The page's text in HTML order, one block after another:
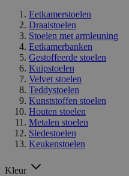
Eetkamerstoelen
Draaistoelen
Stoelen met armleuning
Eetkamerbanken
Gestoffeerde stoelen
Kuipstoelen
Velvet stoelen
Teddystoelen
Kunststoffen stoelen
Houten stoelen
Metalen stoelen
Sledestoelen
Keukenstoelen
Kleur